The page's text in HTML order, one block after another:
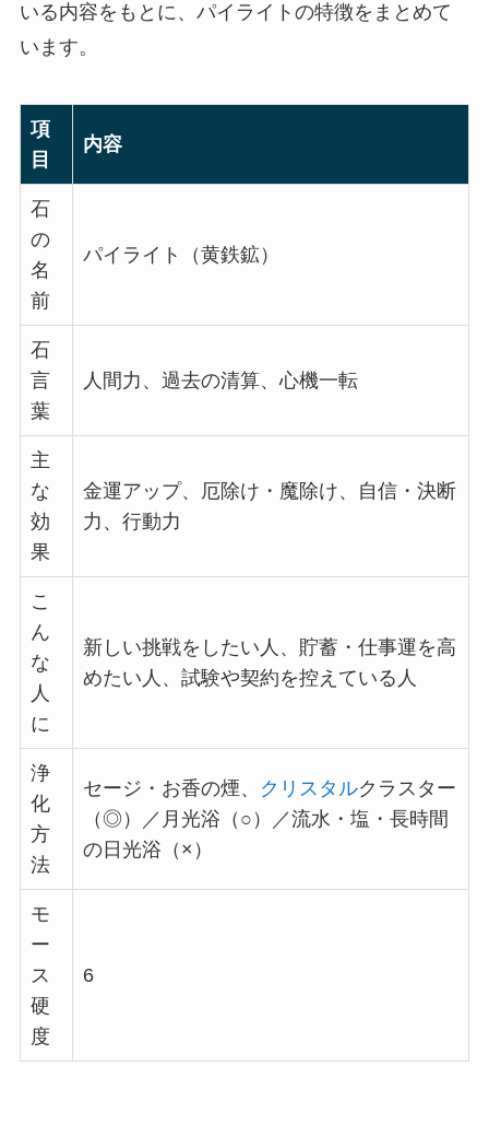
いる内容をもとに、パイライトの特徴をまとめて
います。
項
目
内容
石
の
名
前
パイライト（黄鉄鉱）
石
言
葉
人間力、過去の清算、心機一転
主
な
効
果
金運アップ、厄除け・魔除け、自信・決断
力、行動力
こ
ん
な
人
に
新しい挑戦をしたい人、貯蓄・仕事運を高
めたい人、試験や契約を控えている人
浄
化
方
法
セージ・お香の煙、 クリスタルクラスター
（◎）／月光浴（○）／流水・塩・長時間
の日光浴（×）
モ
ー
ス
硬
度
6